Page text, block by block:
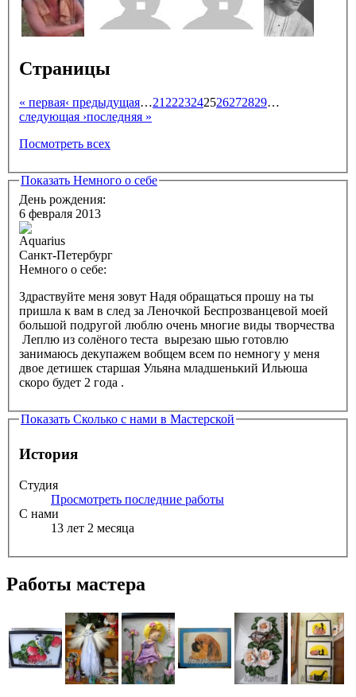
Страницы
« первая‹ предыдущая…21 2223242526272829…
следующая ›последняя »
Посмотреть всех
Показать Немного о себе
День рождения:
6 февраля 2013
Санкт-Петербург
Немного о себе:
Здраствуйте меня зовут Надя обращаться прошу на ты
пришла к вам в след за Леночкой Беспрозванцевой моей
большой подругой люблю очень многие виды творчества
Леплю из солёного теста вырезаю шью готовлю
занимаюсь декупажем вобщем всем по немногу у меня
двое детишек старшая Ульяна младшенький Ильюша
скоро будет 2 года .
Показать Сколько с нами в Мастерской
История
Студия
Просмотреть последние работы
С нами
13 лет 2 месяца
Работы мастера